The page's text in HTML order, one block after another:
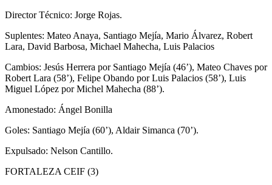
Director Técnico: Jorge Rojas.
Suplentes: Mateo Anaya, Santiago Mejía, Mario Álvarez, Robert
Lara, David Barbosa, Michael Mahecha, Luis Palacios
Cambios: Jesús Herrera por Santiago Mejía (46’), Mateo Chaves por
Robert Lara (58’), Felipe Obando por Luis Palacios (58’), Luis
Miguel López por Michel Mahecha (88’).
Amonestado: Ángel Bonilla
Goles: Santiago Mejía (60’), Aldair Simanca (70’).
Expulsado: Nelson Cantillo.
FORTALEZA CEIF (3)